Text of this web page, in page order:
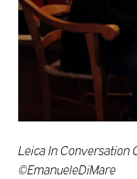
Leica In Conversation
©EmanueleDiMare